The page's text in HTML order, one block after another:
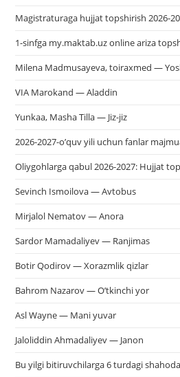
Magistraturaga hujjat topshirish 2026-
1-sinfga my.maktab.uz online ariza
Milena Madmusayeva, toiraxmed —
VIA Marokand — Aladdin
Yunkaa, Masha Tilla — Jiz-jiz
2026-2027-o’quv yili uchun fanlar
Oliygohlarga qabul 2026-2027: Hujjat
Sevinch Ismoilova — Avtobus
Mirjalol Nematov — Anora
Sardor Mamadaliyev — Ranjimas
Botir Qodirov — Xorazmlik qizlar
Bahrom Nazarov — O’tkinchi yor
Asl Wayne — Mani yuvar
Jaloliddin Ahmadaliyev — Janon
Bu yilgi bitiruvchilarga 6 turdagi